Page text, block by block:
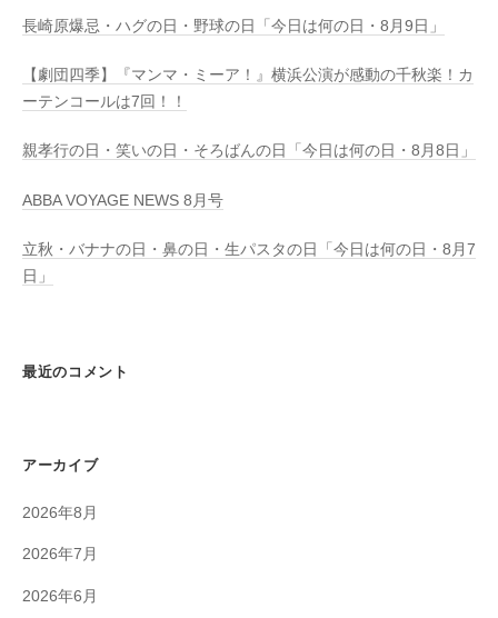
長崎原爆忌・ハグの日・野球の日「今日は何の日・8月9日」
【劇団四季】『マンマ・ミーア！』横浜公演が感動の千秋楽！カ
ーテンコールは7回！！
親孝行の日・笑いの日・そろばんの日「今日は何の日・8月8日」
ABBA VOYAGE NEWS 8月号
立秋・バナナの日・鼻の日・生パスタの日「今日は何の日・8月7
日」
最近のコメント
アーカイブ
2026年8月
2026年7月
2026年6月